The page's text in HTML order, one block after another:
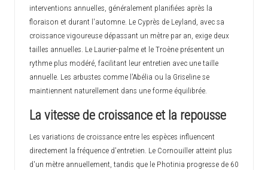
interventions annuelles, généralement planifiées après la
floraison et durant l'automne. Le Cyprès de Leyland, avec sa
croissance vigoureuse dépassant un mètre par an, exige deux
tailles annuelles. Le Laurier-palme et le Troène présentent un
rythme plus modéré, facilitant leur entretien avec une taille
annuelle. Les arbustes comme l'Abélia ou la Griseline se
maintiennent naturellement dans une forme équilibrée.
La vitesse de croissance et la repousse
Les variations de croissance entre les espèces influencent
directement la fréquence d'entretien. Le Cornouiller atteint plus
d'un mètre annuellement, tandis que le Photinia progresse de 60